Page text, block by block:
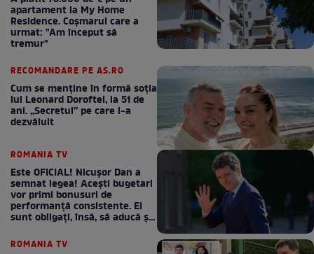
apartament la My Home
Residence. Coşmarul care a
urmat: "Am început să
tremur"
RECOMANDARE PE AS.RO
Cum se menţine în formă soţia
lui Leonard Doroftei, la 51 de
ani. „Secretul” pe care l-a
dezvăluit
ROMANIA TV
Este OFICIAL! Nicușor Dan a
semnat legea! Acești bugetari
vor primi bonusuri de
performanță consistente. Ei
sunt obligați, însă, să aducă și
ROMANIA TV